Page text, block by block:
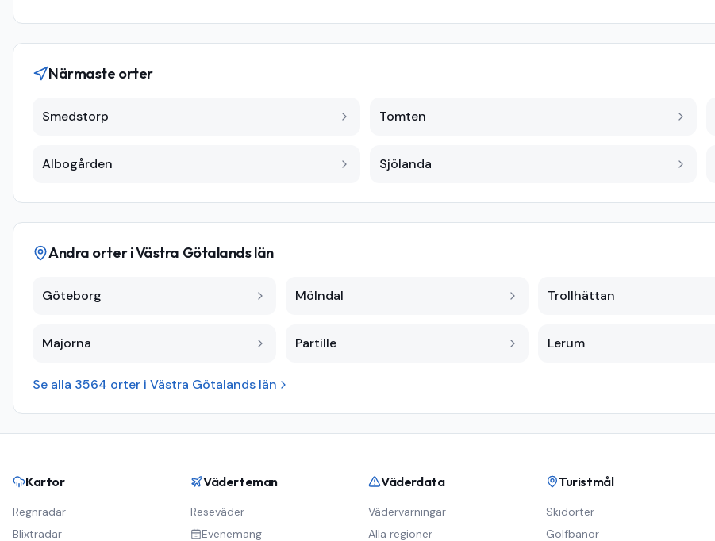
Närmaste orter
Smedstorp Tomten
Albogården Sjölanda
Andra orter iVästra Götalands län
Göteborg Mölndal Trollhättan
Majorna Partille Lerum
Se alla 3564 orter i Västra Götalands län
Kartor
Regnradar
Blixtradar
Väderteman
Reseväder
Evenemang
Väderdata
Vädervarningar
Alla regioner
Turistmål
Skidorter
Golfbanor